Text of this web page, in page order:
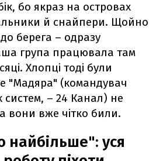
бо якраз на островах
й снайпери. Щойно
берега – одразу
група працювала там
Хлопці тоді були
"Мадяра" (командувач
систем, – 24 Канал) не
вони вже чітко били.
найбільше": уся